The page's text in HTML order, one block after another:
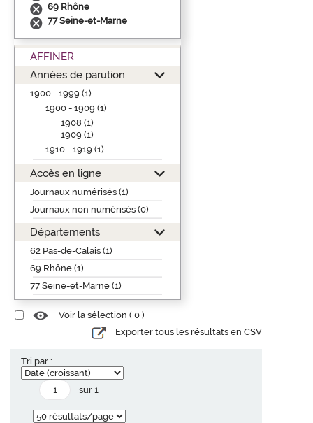
69 Rhône
77 Seine-et-Marne
AFFINER
Années de parution
1900 - 1999 (1)
1900 - 1909 (1)
1908 (1)
1909 (1)
1910 - 1919 (1)
Accès en ligne
Journaux numérisés (1)
Journaux non numérisés (0)
Départements
62 Pas-de-Calais (1)
69 Rhône (1)
77 Seine-et-Marne (1)
Voir la sélection ( 0 )
Exporter tous les résultats en CSV
Tri par :
sur 1